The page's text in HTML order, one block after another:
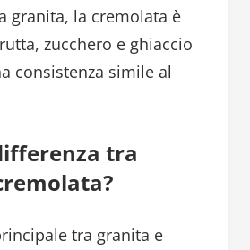
granita, la cremolata è
zucchero e ghiaccio
consistenza simile al
tra
tra granita e